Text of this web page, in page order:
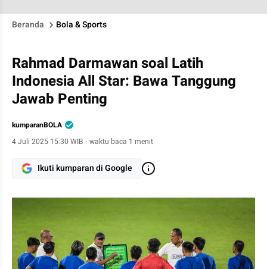
Beranda Bola & Sports
Rahmad Darmawan soal Latih
Indonesia All Star: Bawa Tanggung
Jawab Penting
kumparanBOLA
4 Juli 2025 15:30 WIB · waktu baca 1 menit
Ikuti kumparan di Google